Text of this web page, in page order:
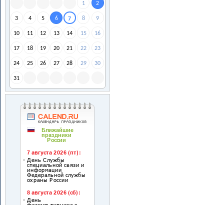
1 2
3 4 5 6 7 8 9
10 11 12 13 14 15 16
17 18 19 20 21 22 23
24 25 26 27 28 29 30
31